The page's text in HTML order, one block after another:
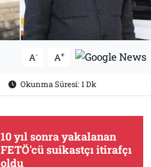
A- A+
Okunma Süresi: 1 Dk
10 yıl sonra yakalanan
FETÖ'cü suikastçı itirafçı
oldu